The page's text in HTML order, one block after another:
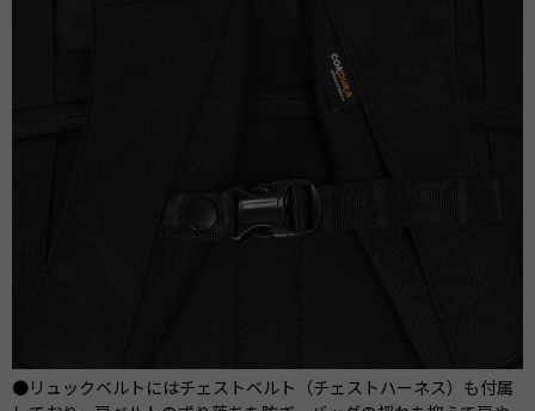
●リュックベルトにはチェストベルト（チェストハーネス）も付属